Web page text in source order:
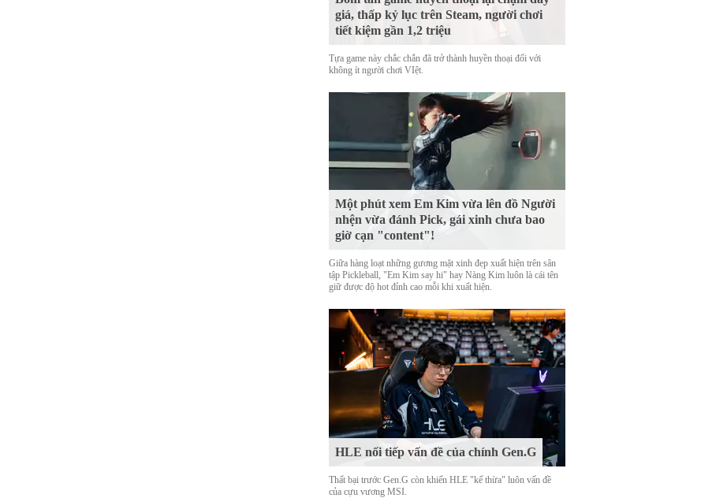
giá, thấp kỷ lục trên Steam, người chơi
tiết kiệm gần 1,2 triệu
Tựa game này chắc chắn đã trở thành huyền thoại đối với
không ít người chơi VIệt.
Một phút xem Em Kim vừa lên đồ Người
nhện vừa đánh Pick, gái xinh chưa bao
giờ cạn "content"!
Giữa hàng loạt những gương mặt xinh đẹp xuất hiện trên sân
tập Pickleball, "Em Kim say hi" hay Nàng Kim luôn là cái tên
giữ được độ hot đỉnh cao mỗi khi xuất hiện.
HLE nối tiếp vấn đề của chính Gen.G
Thất bại trước Gen.G còn khiến HLE "kế thừa" luôn vấn đề
của cựu vương MSI.